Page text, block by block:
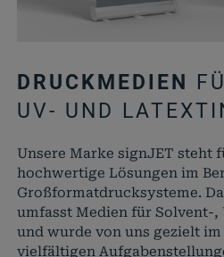
DRUCKMEDIEN
UV- UND
Unsere Marke signJET steht
hochwertige Lösungen im
Großformatdrucksysteme.
umfasst Medien für Solvent-,
und wurde von uns gezielt
vielfältigen